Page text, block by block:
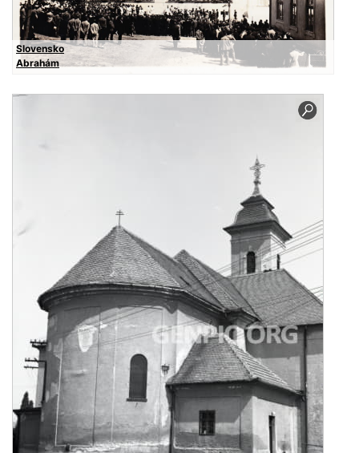
Slovensko
Abrahám